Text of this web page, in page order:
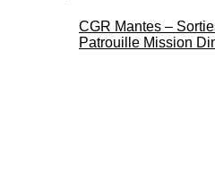
CGR Mantes –
Patrouille Mission